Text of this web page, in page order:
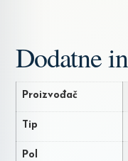
Dodatne
Proizvođač
Tip
Pol